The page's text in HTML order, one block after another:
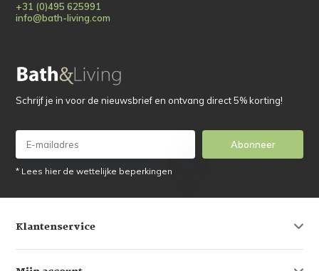
+31 (0)495 625991
info@bath-living.com
Schrijf je in voor de nieuwsbrief en ontvang direct 5% korting!
Abonneer
* Lees hier de wettelijke beperkingen
Klantenservice